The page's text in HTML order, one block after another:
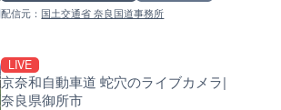
配信元： 国土交通省 奈良国道事務所
LIVE
京奈和自動車道 蛇穴のライブカメラ|
奈良県御所市